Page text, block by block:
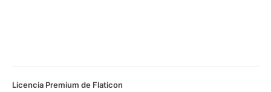
Licencia Premium de Flaticon